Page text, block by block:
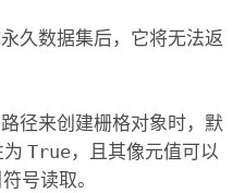
久数据集后，它将无法返
径来创建栅格对象时，默
True，且其像元值可以
号读取。